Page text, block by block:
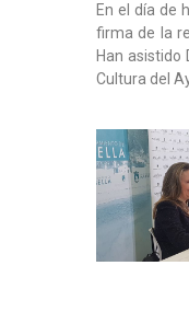
En el día de
firma de la
Han asistido
Cultura del